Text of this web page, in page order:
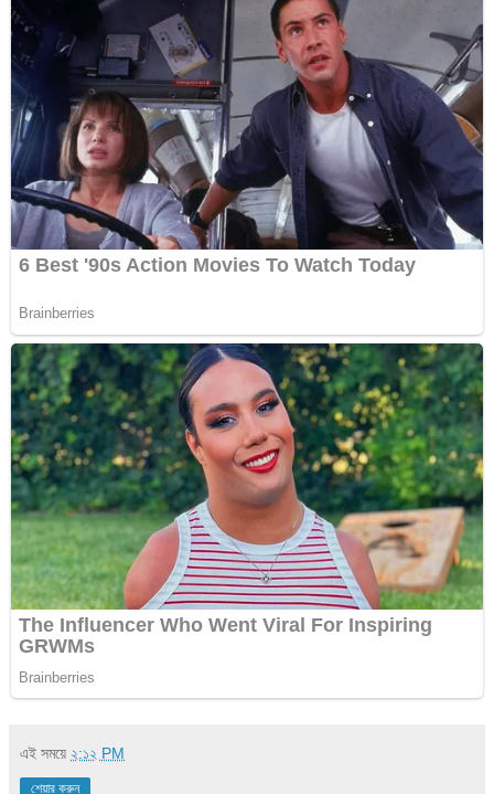
এই সময়ে ২:১২ PM
শেয়ার করুন